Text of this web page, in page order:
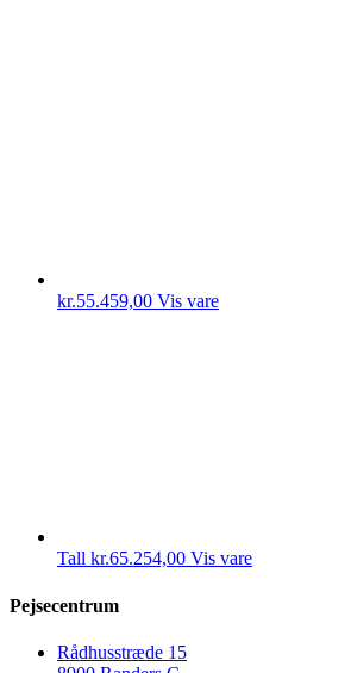
kr.55.459,00 Vis vare
Tall kr.65.254,00 Vis vare
Pejsecentrum
Rådhusstræde 15